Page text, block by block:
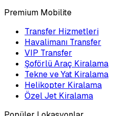
Premium Mobilite
Transfer Hizmetleri
Havalimanı Transfer
VIP Transfer
Şoförlü Araç Kiralama
Tekne ve Yat Kiralama
Helikopter Kiralama
Özel Jet Kiralama